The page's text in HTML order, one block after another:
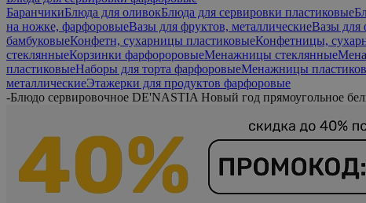
БаранчикиБлюда для оливокБлюда для сервировки пластиковые
на ножке, фарфоровыеВазы для фруктов, металлическиеВазы для
бамбуковыеКонфетн, сухарницы пластиковыеКонфетницы,
стеклянныеКорзинки фарфороровыеМенажницы стеклянные
пластиковыеНаборы для торта фарфоровыеМенажницы
металлическиеЭтажерки для продуктов фарфоровые
-Блюдо сервировочное DE'NASTIA Новый год прямоугольное